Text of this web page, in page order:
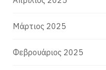
Μάρτιος 2025
Φεβρουάριος 2025